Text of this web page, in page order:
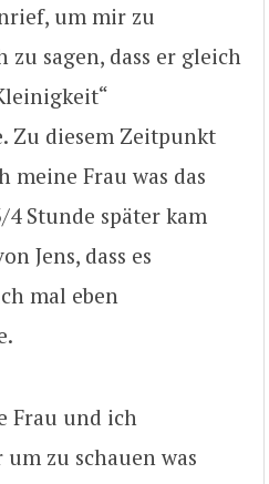
um mir zu
sagen, dass er gleich
Zu diesem Zeitpunkt
meine Frau was das
4 Stunde später kam
Jens, dass es
mal eben
Frau und ich
zu schauen was